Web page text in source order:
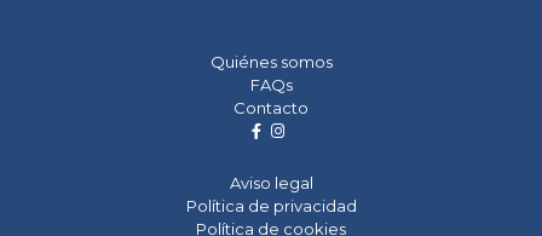
Quiénes somos
FAQs
Contacto
Aviso legal
Política de privacidad
Política de cookies